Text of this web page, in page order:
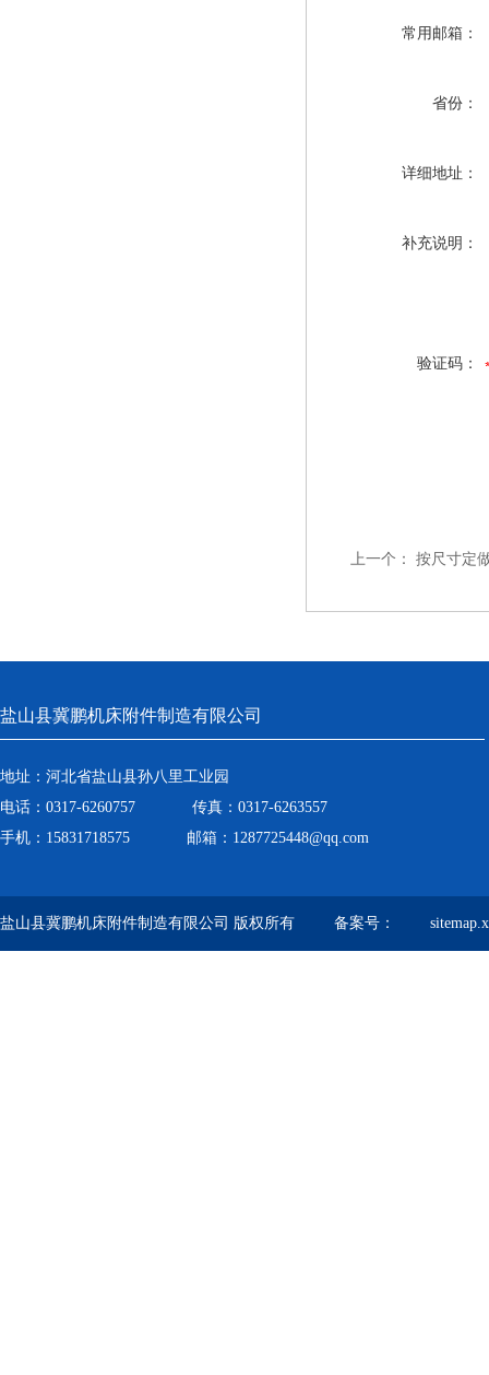
常用邮箱：
省份：
详细地址：
补充说明：
验证码：
上一个： 按尺寸定
盐山县冀鹏机床附件制造有限公司
地址：河北省盐山县孙八里工业园
电话：0317-6260757 传真：0317-6263557
手机：15831718575 邮箱：1287725448@qq.com
盐山县冀鹏机床附件制造有限公司 版权所有 备案号：